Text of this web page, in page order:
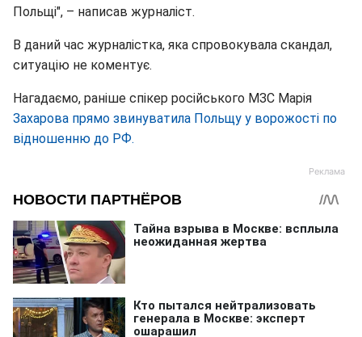
Польщі", – написав журналіст.
В даний час журналістка, яка спровокувала скандал,
ситуацію не коментує.
Нагадаємо, раніше спікер російського МЗС Марія
Захарова прямо звинуватила Польщу у ворожості по
відношенню до РФ.